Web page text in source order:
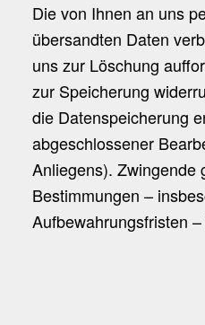
Die von Ihnen an uns
übersandten Daten
uns zur Löschung
zur Speicherung
die Datenspeicherung
abgeschlossener
Anliegens). Zwingende
Bestimmungen –
Aufbewahrungsfristen